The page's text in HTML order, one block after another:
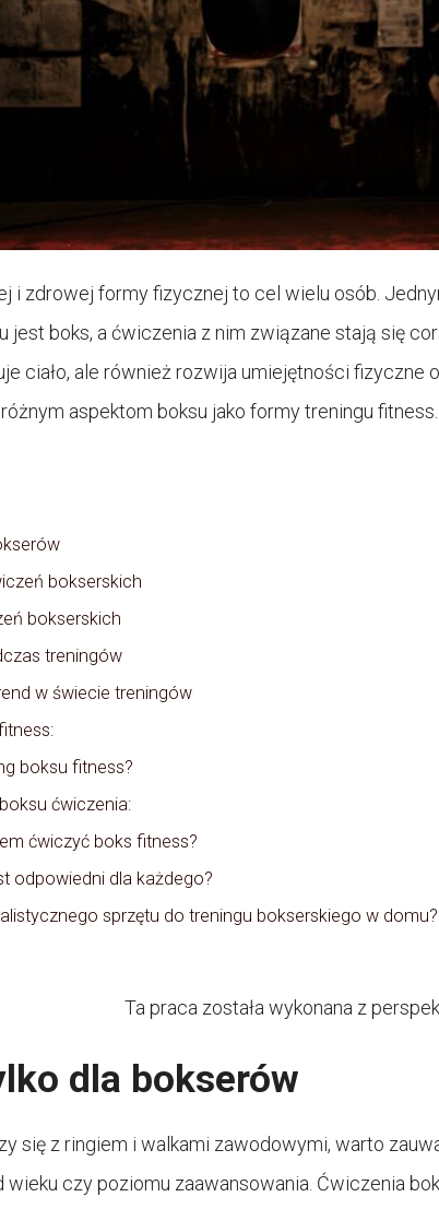
i zdrowej formy fizycznej to cel wielu osób.
jest boks, a ćwiczenia z nim związane stają się
ciało, ale również rozwija umiejętności fizyczne
aspektom boksu jako formy treningu fitness.
bokserskich
bokserskich
treningów
w świecie treningów
boksu fitness?
ćwiczenia:
ćwiczyć boks fitness?
odpowiedni dla każdego?
sprzętu do treningu bokserskiego w domu?
Ta praca została wykonana z
dla bokserów
się z ringiem i walkami zawodowymi, warto
wieku czy poziomu zaawansowania. Ćwiczenia